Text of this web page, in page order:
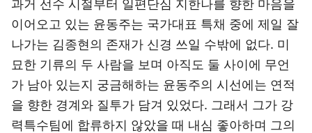
과거 선수 시절부터 일편단심 지한나를 향한 마음을
이어오고 있는 윤동주는 국가대표 특채 중에 제일 잘
나가는 김종현의 존재가 신경 쓰일 수밖에 없다. 미
묘한 기류의 두 사람을 보며 아직도 둘 사이에 무언
가 남아 있는지 궁금해하는 윤동주의 시선에는 연적
을 향한 경계와 질투가 담겨 있었다. 그래서 그가 강
력특수팀에 합류하지 않았을 때 내심 좋아하며 그의